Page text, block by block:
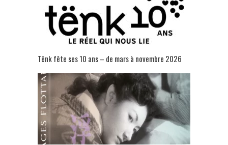
Tënk fête ses 10 ans – de mars à novembre 2026